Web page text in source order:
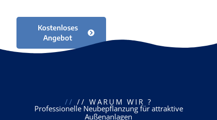
Kostenloses
Angebot
// // WARUM WIR ?
Professionelle Neubepflanzung für attraktive
Außenanlagen